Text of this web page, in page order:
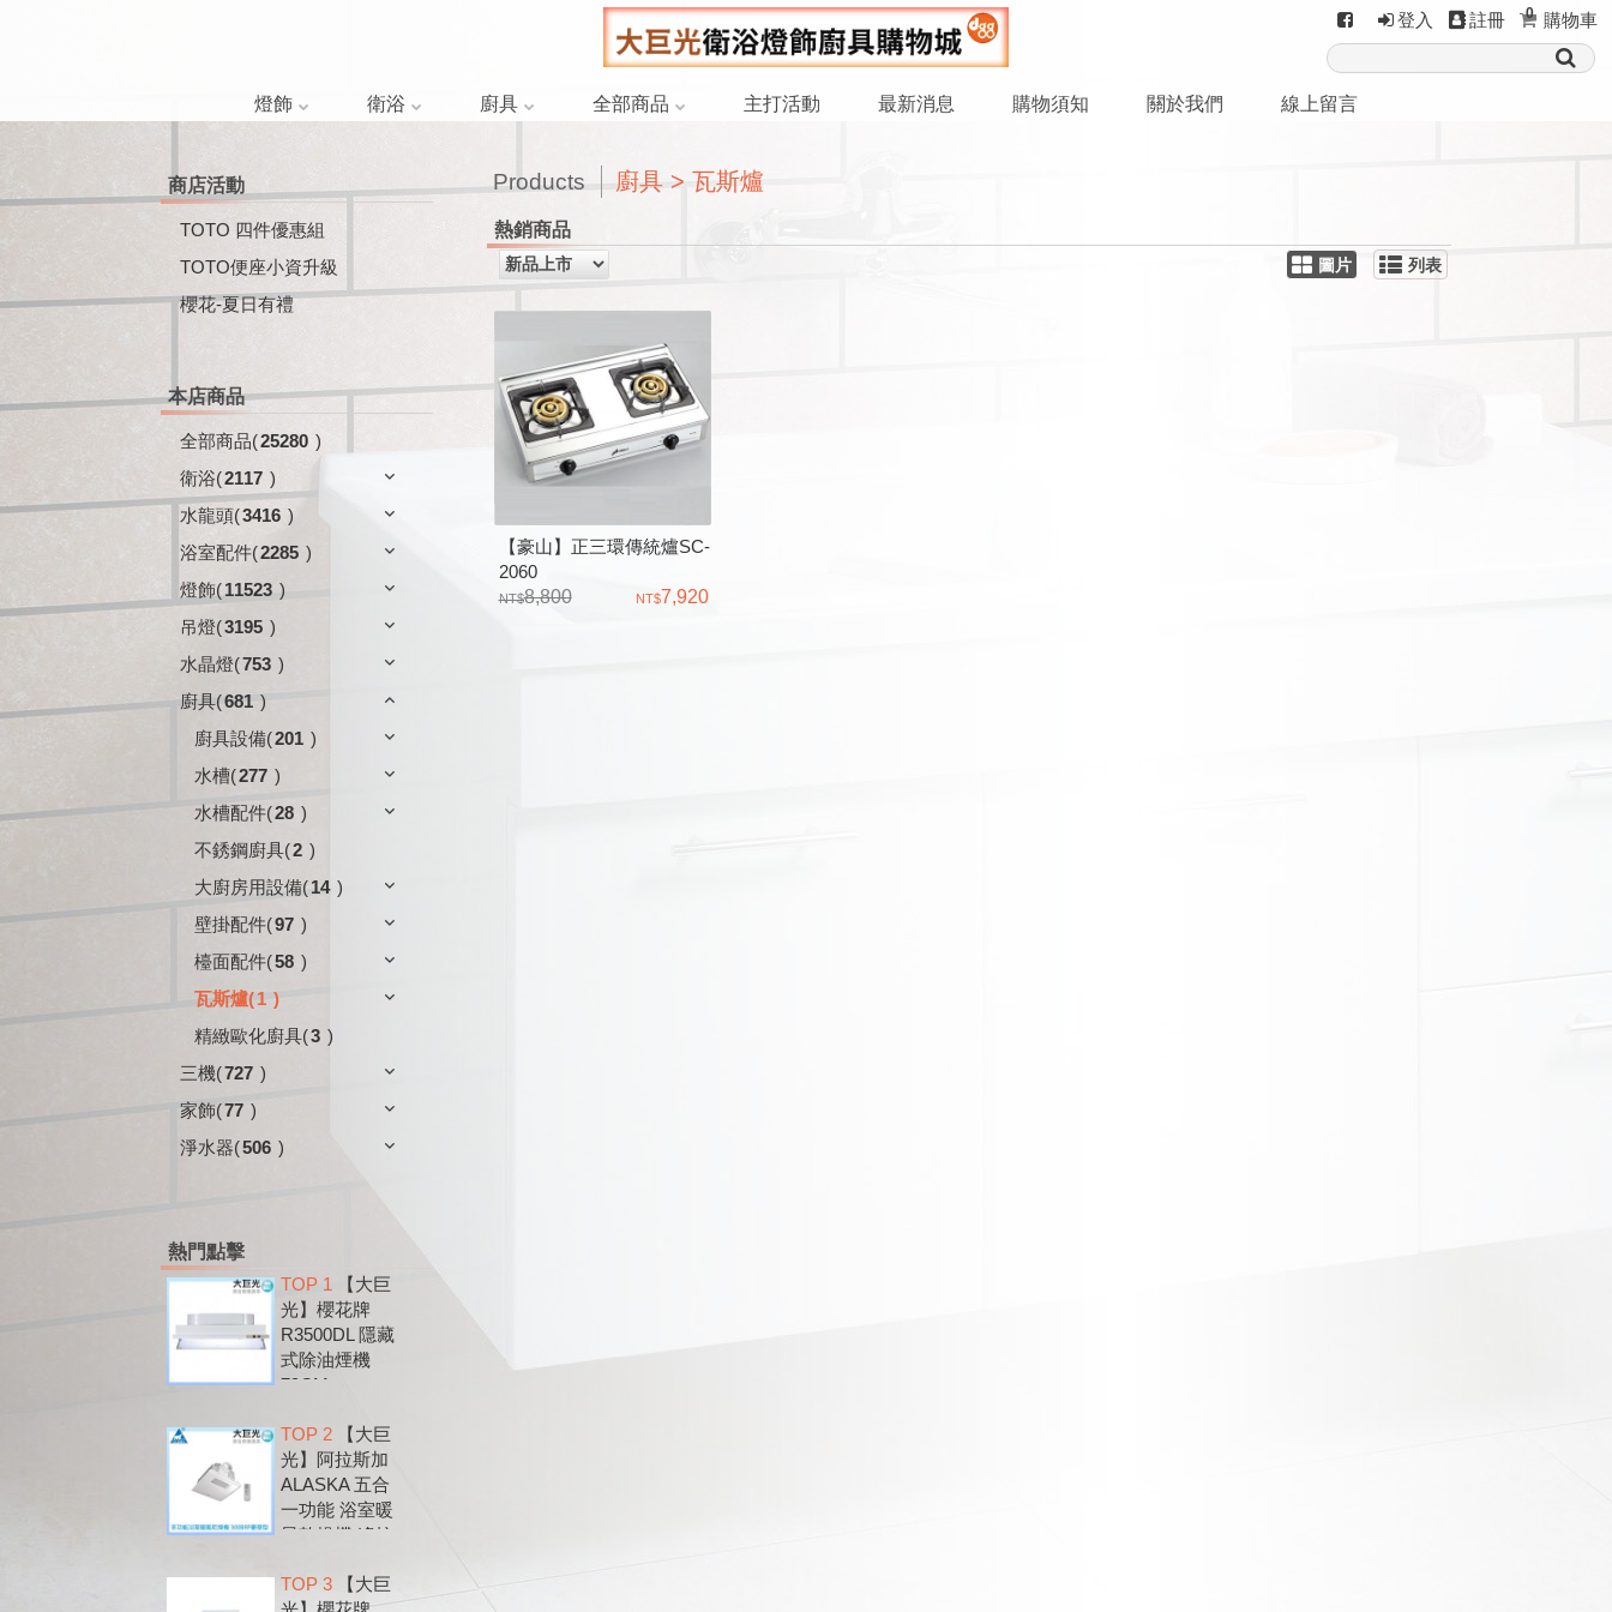
登入 註冊 0 購物車
燈飾 衛浴 廚具 全部商品 主打活動 最新消息 購物須知 關於我們 線上留言
商店活動
TOTO 四件優惠組
TOTO便座小資升級
櫻花-夏日有禮
本店商品
全部商品(25280 )
衛浴(2117 )
水龍頭(3416 )
浴室配件(2285 )
燈飾(11523 )
吊燈(3195 )
水晶燈(753 )
廚具(681 )
廚具設備(201 )
水槽(277 )
水槽配件(28 )
不銹鋼廚具(2 )
大廚房用設備(14 )
壁掛配件(97 )
檯面配件(58 )
瓦斯爐(1 )
精緻歐化廚具(3 )
三機(727 )
家飾(77 )
淨水器(506 )
熱門點擊
TOP 1
【大巨
光】櫻花牌
R3500DL 隱藏
式除油煙機
79CM
TOP 2【大巨
光】阿拉斯加
ALASKA 五合
一功能 浴室暖
風乾燥機 遙控
TOP 3【大巨
Products 廚具 > 瓦斯爐
熱銷商品
圖片 列表
【豪山】正三環傳統爐SC-
2060
8,800
7,920